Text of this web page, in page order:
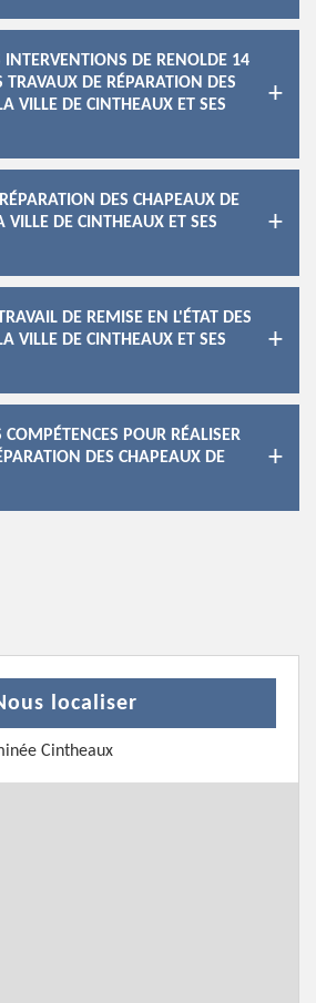
INTERVENTIONS DE RENOLDE 14
TRAVAUX DE RÉPARATION DES
VILLE DE CINTHEAUX ET SES
DES CHAPEAUX DE
DE CINTHEAUX ET SES
DE REMISE EN L'ÉTAT DES
VILLE DE CINTHEAUX ET SES
COMPÉTENCES POUR RÉALISER
DES CHAPEAUX DE
localiser
Cintheaux